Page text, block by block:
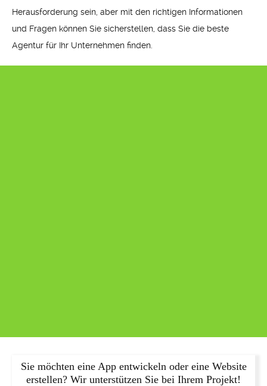
Herausforderung sein, aber mit den richtigen Informationen
und Fragen können Sie sicherstellen, dass Sie die beste
Agentur für Ihr Unternehmen finden.
Sie möchten eine App entwickeln oder eine Website
erstellen? Wir unterstützen Sie bei Ihrem Projekt!